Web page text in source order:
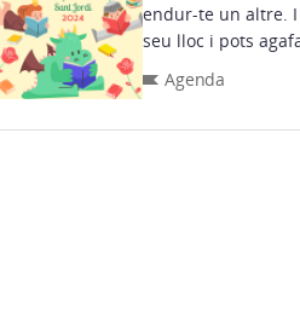
endur-te un altre. I
seu lloc i pots
Agenda